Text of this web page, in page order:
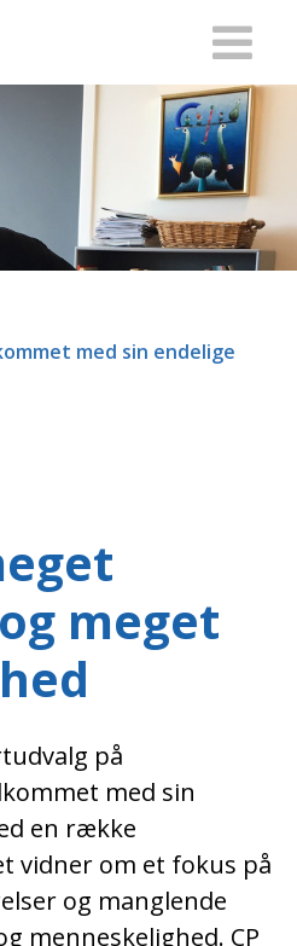
med sin endelige
meget
på
med sin
en række
vidner om et fokus på
og manglende
menneskelighed. CP